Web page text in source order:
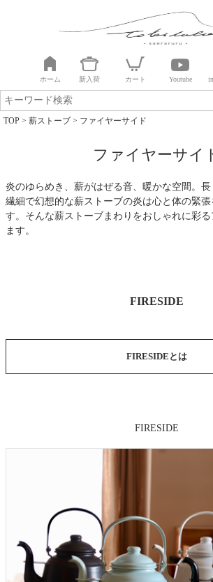
ホーム 新入荷 カート Youtube
TOP 薪ストーブ ファイヤーサイド
ファイヤーサイ
炎のゆらめき、薪がはぜる音、暖かな空間。長
繊細で幻想的な薪ストーブの炎は心と体の緊張
す。そんな薪ストーブまわりをおしゃれに彩
ます。
FIRESIDE
FIRESIDEとは
FIRESIDE